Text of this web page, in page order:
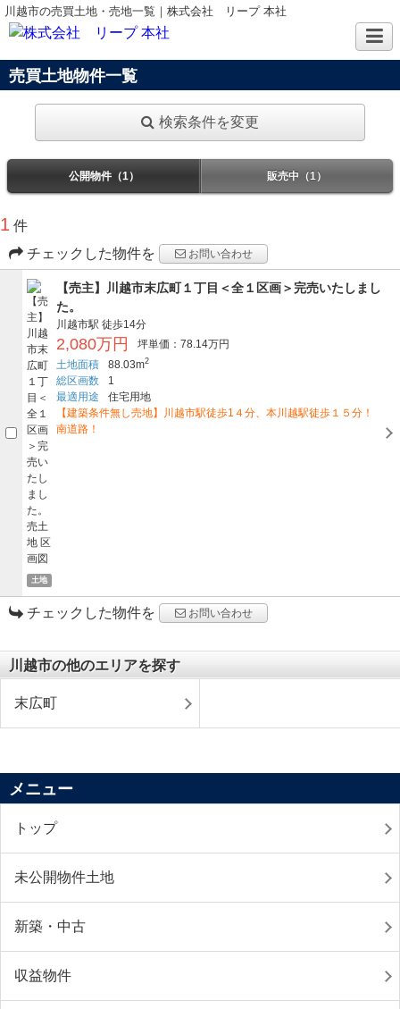
川越市の売買土地・売地一覧｜株式会社 リープ 本社
売買土地物件一覧
検索条件を変更
公開物件（1） 販売中（1）
1 件
チェックした物件を
お問い合わせ
土地
【売主】川越市末広町１丁目＜全１区画＞完売いたしまし
た。
川越市駅 徒歩14分
2,080万円
坪単価：78.14万円
土地面積
88.03m2
総区画数
1
最適用途
住宅用地
【建築条件無し売地】川越市駅徒歩1４分、本川越駅徒歩１５分！
南道路！
チェックした物件を お問い合わせ
川越市の他のエリアを探す
末広町
メニュー
トップ
未公開物件土地
新築・中古
収益物件